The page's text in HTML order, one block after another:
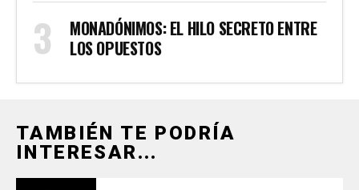
MONADÓNIMOS: EL HILO SECRETO ENTRE
LOS OPUESTOS
TAMBIÉN TE PODRÍA
INTERESAR...